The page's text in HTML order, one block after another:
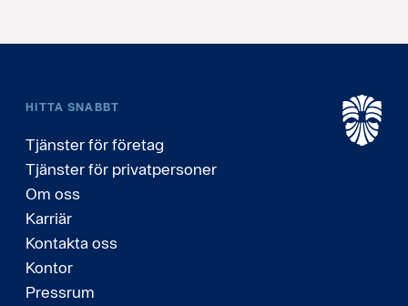
HITTA SNABBT
Tjänster för företag
Tjänster för privatpersoner
Om oss
Karriär
Kontakta oss
Kontor
Pressrum